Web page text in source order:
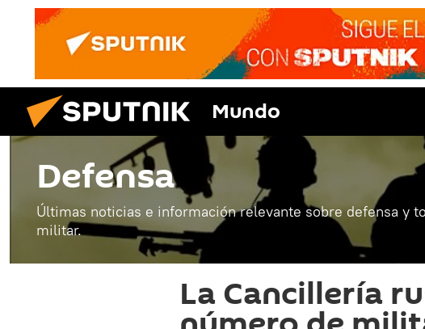
Mundo
Defensa
Últimas noticias e información relevante sobre defensa y
militar.
La Cancillería